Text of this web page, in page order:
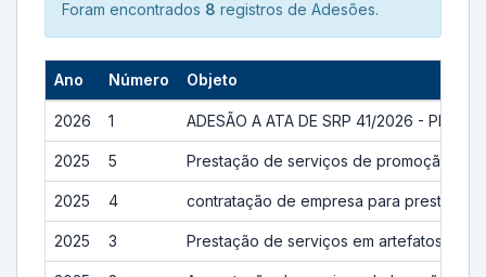
Foram encontrados 8 registros de Adesões.
Ano Número Objeto
2026 1 ADESÃO A ATA DE SRP 41/2026 -
2025 5 Prestação de serviços de promoção e
2025 4 contratação de empresa para
2025 3 Prestação de serviços em artefatos de